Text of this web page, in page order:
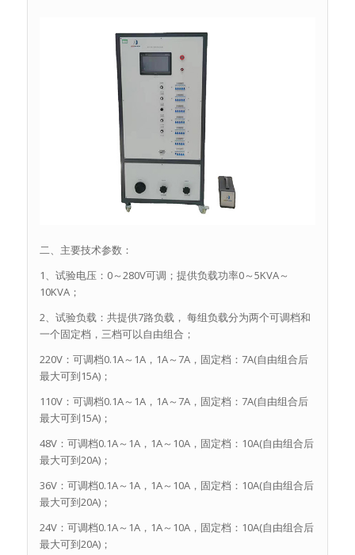
二、主要技术参数：
1、试验电压：0～280V可调；提供负载功率0～5KVA～
10KVA；
2、试验负载：共提供7路负载， 每组负载分为两个可调档和
一个固定档，三档可以自由组合；
220V：可调档0.1A～1A，1A～7A，固定档：7A(自由组合后
最大可到15A)；
110V：可调档0.1A～1A，1A～7A，固定档：7A(自由组合后
最大可到15A)；
48V：可调档0.1A～1A，1A～10A，固定档：10A(自由组合后
最大可到20A)；
36V：可调档0.1A～1A，1A～10A，固定档：10A(自由组合后
最大可到20A)；
24V：可调档0.1A～1A，1A～10A，固定档：10A(自由组合后
最大可到20A)；